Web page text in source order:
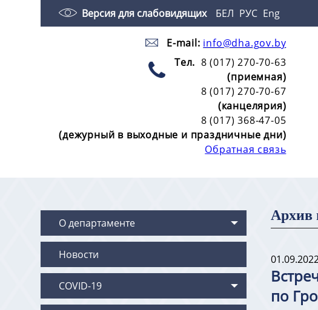
Версия для слабовидящих БЕЛ РУС Eng
E-mail: info@dha.gov.by
Тел. 8 (017) 270-70-63
(приемная)
8 (017) 270-70-67
(канцелярия)
8 (017) 368-47-05
(дежурный в выходные и праздничные дни)
Обратная связь
О департаменте
Новости
COVID-19
Архив
по